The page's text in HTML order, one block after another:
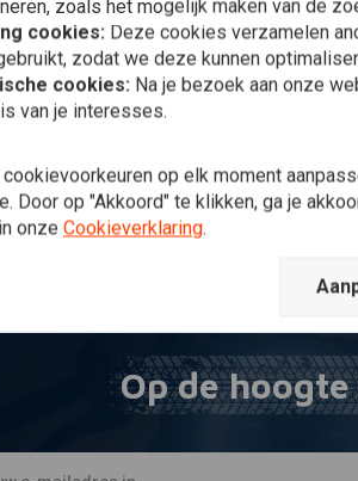
Toevoegen aan winkelwagen
TRASK
2 Into 1 Chrome Hotrod
Exhaust Victory
Bagger/Touring
€1.828,61
Meest bekeken
Op de
zoals het mogelijk maken van de
cookies: Deze cookies verzamelen
zodat we deze kunnen
cookies: Na je bezoek aan onze
van je interesses.
op elk moment
Door op "Akkoord" te klikken, ga je
onze Cookieverklaring.